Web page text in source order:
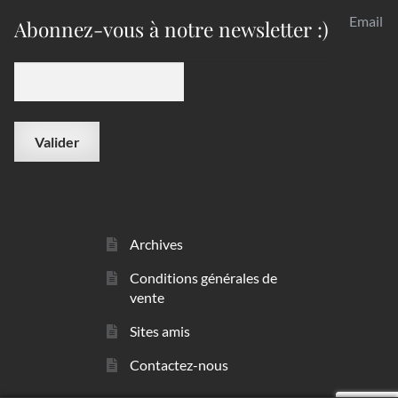
Abonnez-vous à notre newsletter :) Email
Archives
Conditions générales de
vente
Sites amis
Contactez-nous